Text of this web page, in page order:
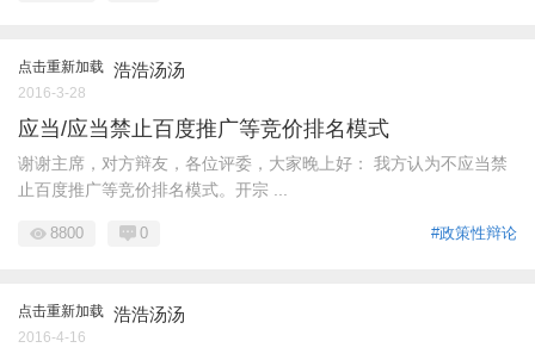
点击重新加载 浩浩汤汤
2016-3-28
应当/应当禁止百度推广等竞价排名模式
谢谢主席，对方辩友，各位评委，大家晚上好： 我方认为不应当禁
止百度推广等竞价排名模式。开宗 ...
#政策性辩论
8800 0
点击重新加载 浩浩汤汤
2016-4-16